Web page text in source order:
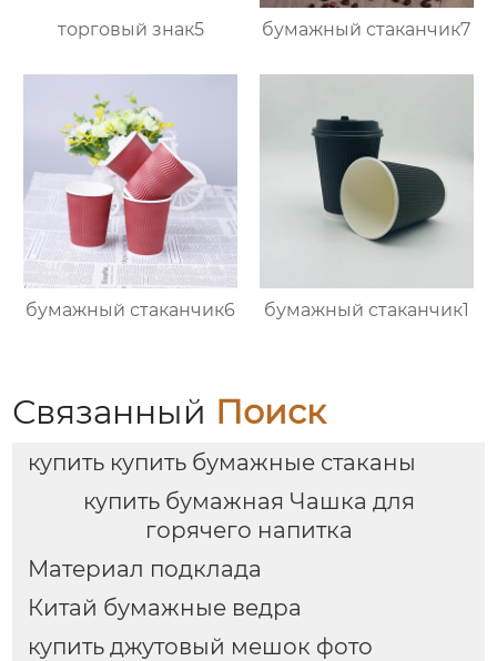
торговый знак5 бумажный стаканчик7
бумажный стаканчик6 бумажный стаканчик1
Связанный Поиск
купить купить бумажные стаканы
купить бумажная Чашка для
горячего напитка
Материал подклада
Китай бумажные ведра
купить джутовый мешок фото